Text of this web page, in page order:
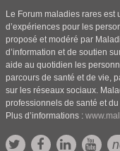
Le Forum maladies rares est
d’expériences pour les
proposé et modéré par
d’information et de soutien
aide au quotidien les
parcours de santé et de vie,
sur les réseaux sociaux.
professionnels de santé et
Plus d’informations :